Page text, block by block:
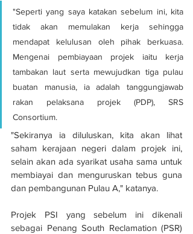
"Seperti yang saya katakan sebelum ini, kita
tidak akan memulakan kerja sehingga
mendapat kelulusan oleh pihak berkuasa.
Mengenai pembiayaan projek iaitu kerja
tambakan laut serta mewujudkan tiga pulau
buatan manusia, ia adalah tanggungjawab
rakan pelaksana projek (PDP), SRS
Consortium.
"Sekiranya ia diluluskan, kita akan lihat
saham kerajaan negeri dalam projek ini,
selain akan ada syarikat usaha sama untuk
membiayai dan menguruskan tebus guna
dan pembangunan Pulau A," katanya.
Projek PSI yang sebelum ini dikenali
sebagai Penang South Reclamation (PSR)